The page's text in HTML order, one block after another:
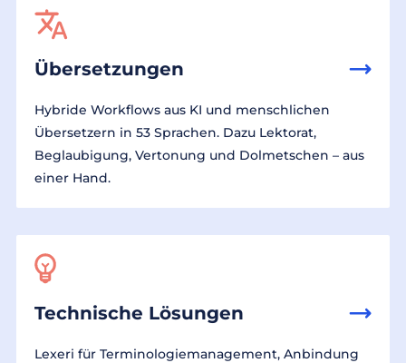
Übersetzungen
Hybride Workflows aus KI und menschlichen
Übersetzern in 53 Sprachen. Dazu Lektorat,
Beglaubigung, Vertonung und Dolmetschen – aus
einer Hand.
Technische Lösungen
Lexeri für Terminologiemanagement, Anbindung